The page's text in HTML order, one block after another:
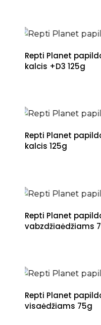
Repti Planet
kalcis +D3 125g
Repti Planet
kalcis 125g
Repti Planet
vabzdžiaėdžiams
Repti Planet
visaėdžiams 75g